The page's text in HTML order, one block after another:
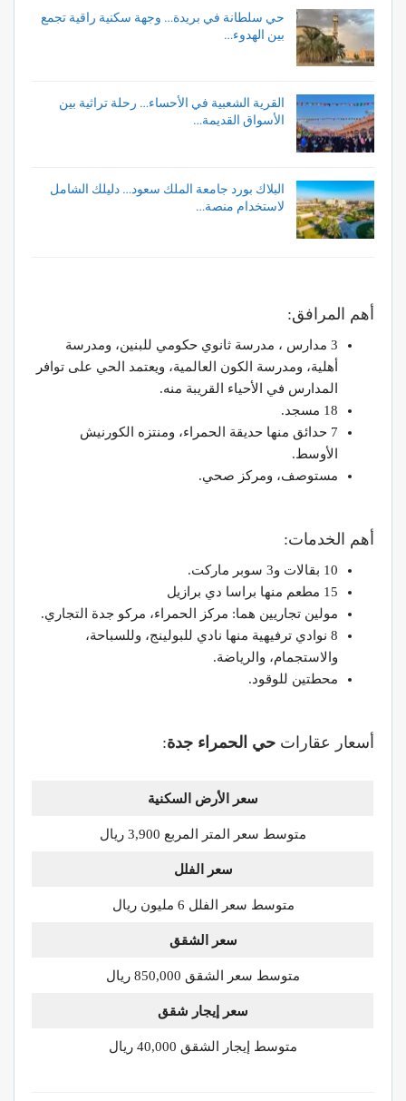
حي سلطانة في بريدة… وجهة سكنية راقية تجمع
بين الهدوء…
القرية الشعبية في الأحساء… رحلة تراثية بين
الأسواق القديمة…
البلاك بورد جامعة الملك سعود… دليلك الشامل
لاستخدام منصة…
أهم المرافق:
3 مدارس ، مدرسة ثانوي حكومي للبنين، ومدرسة
أهلية، ومدرسة الكون العالمية، ويعتمد الحي على توافر
المدارس في الأحياء القريبة منه.
18 مسجد.
7 حدائق منها حديقة الحمراء، ومنتزه الكورنيش
الأوسط.
مستوصف، ومركز صحي.
أهم الخدمات:
10 بقالات و3 سوبر ماركت.
15 مطعم منها براسا دي برازيل
مولين تجاريين هما: مركز الحمراء، مركو جدة التجاري.
8 نوادي ترفيهية منها نادي للبولينج، وللسباحة،
والاستجمام، والرياضة.
محطتين للوقود.
أسعار عقارات حي الحمراء جدة:
سعر الأرض السكنية
متوسط سعر المتر المربع 3,900 ريال
سعر الفلل
متوسط سعر الفلل 6 مليون ريال
سعر الشقق
متوسط سعر الشقق 850,000 ريال
سعر إيجار شقق
متوسط إيجار الشقق 40,000 ريال